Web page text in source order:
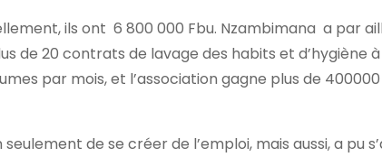
ils ont 6 800 000 Fbu. Nzambimana a par
de 20 contrats de lavage des habits et d’hygiène
par mois, et l’association gagne plus de
de se créer de l’emploi, mais aussi, a pu